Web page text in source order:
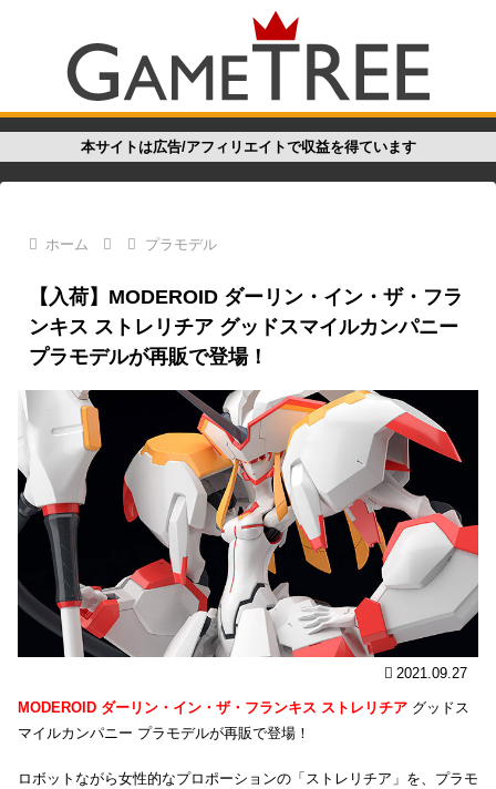
本サイトは広告/アフィリエイトで収益を得ています
ホーム プラモデル
【入荷】MODEROID ダーリン・イン・ザ・フラ
ンキス ストレリチア グッドスマイルカンパニー
プラモデルが再販で登場！
2021.09.27
MODEROID ダーリン・イン・ザ・フランキス ストレリチア グッドス
マイルカンパニー プラモデルが再販で登場！
ロボットながら女性的なプロポーションの「ストレリチア」を、プラモ